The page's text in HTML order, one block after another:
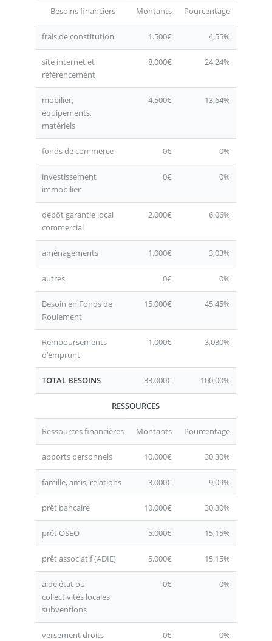
Besoins financiers Montants Pourcentage
frais de constitution 1.500€ 4,55%
site internet et
référencement
8.000€ 24,24%
mobilier,
équipements,
matériels
4.500€ 13,64%
fonds de commerce 0€ 0%
investissement
immobilier
0€ 0%
dépôt garantie local
commercial
2.000€ 6,06%
aménagements 1.000€ 3,03%
autres 0€ 0%
Besoin en Fonds de
Roulement
15.000€ 45,45%
Remboursements
d’emprunt
1.000€ 3,030%
TOTAL BESOINS 33.000€ 100,00%
RESSOURCES
Ressources financières Montants Pourcentage
apports personnels 10.000€ 30,30%
famille, amis, relations 3.000€ 9,09%
prêt bancaire 10.000€ 30,30%
prêt OSEO 5.000€ 15,15%
prêt associatif (ADIE) 5.000€ 15,15%
aide état ou
collectivités locales,
subventions
0€ 0%
versement droits
0€ 0%